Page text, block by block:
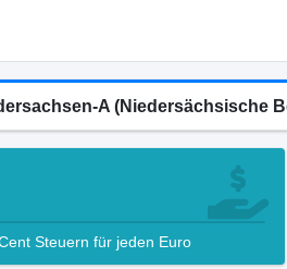
A (Niedersächsische
Steuern für jeden Euro